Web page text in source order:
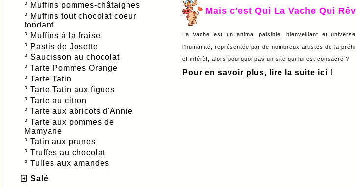
º Muffins pommes-châtaignes
º Muffins tout chocolat coeur
fondant
º Muffins à la fraise
º Pastis de Josette
º Saucisson au chocolat
º Tarte Pommes Orange
º Tarte Tatin
º Tarte Tatin aux figues
º Tarte au citron
º Tarte aux abricots d'Annie
º Tarte aux pommes de
Mamyane
º Tatin aux prunes
º Truffes au chocolat
º Tuiles aux amandes
Salé
Mais c'est Qui La Vache Qui
La Vache est un animal paisible, bienveillant et
l'humanité, représentée par de nombreux artistes de la
et intérêt, alors pourquoi pas un site qui lui est consacré ?
Pour en savoir plus, lire la suite ici !